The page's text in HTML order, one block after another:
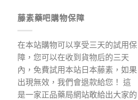
藤素藥吧購物保障
在本站購物可以享受三天的試用保
障，您可以在收到貨物后的三天
內，免費試用本站日本藤素，如果
出現無效，我們會退款給您！ 這
是一家正品藥局網站敢給出大家的